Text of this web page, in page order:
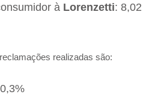
à Lorenzetti: 8,02
realizadas são: